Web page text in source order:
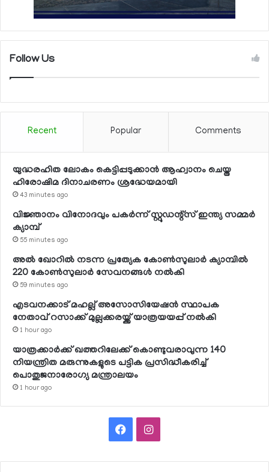
Follow Us
Recent Popular Comments
യുദ്ധരഹിത ലോകം കെട്ടിപ്പടുക്കാന്‍ ആഹ്വാനം ചെയ്ത
ഹിരോഷിമ ദിനാചരണം ശ്രദ്ധേയമായി
43 minutes ago
വിജ്ഞാനം വിനോദവും പകര്‍ന്ന് സ്റ്റുഡന്റ്‌സ് ഇന്ത്യ സമ്മര്‍
ക്യാമ്പ്
55 minutes ago
അല്‍ ഖോറില്‍ നടന്ന പ്രത്യേക കോണ്‍സുലാര്‍ ക്യാമ്പില്‍
220 കോണ്‍സുലാര്‍ സേവനങ്ങള്‍ നല്‍കി
59 minutes ago
എടവനക്കാട് മഹല്ല് അസോസിയേഷന്‍ സ്ഥാപക
നേതാവ് റസാക്ക് മുല്ലക്കരയ്ക്ക് യാത്രയയപ്പ് നല്‍കി
1 hour ago
യാത്രക്കാര്‍ക്ക് ഖത്തറിലേക്ക് കൊണ്ടുവരാവുന്ന 140
നിയന്ത്രിത മരുന്നുകളുടെ പട്ടിക പ്രസിദ്ധീകരിച്ച്
പൊതുജനാരോഗ്യ മന്ത്രാലയം
1 hour ago
FacebookInstagram